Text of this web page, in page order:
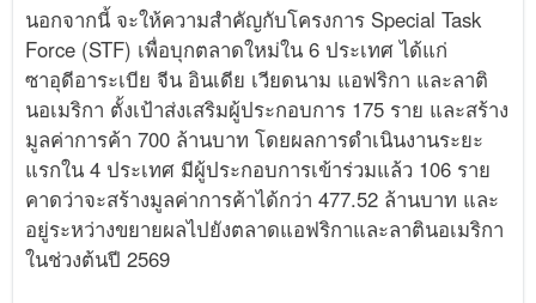
นอกจากนี้ จะให้ความสำคัญกับโครงการ Special Task
Force (STF) เพื่อบุกตลาดใหม่ใน 6 ประเทศ ได้แก่
ซาอุดีอาระเบีย จีน อินเดีย เวียดนาม แอฟริกา และลาติ
นอเมริกา ตั้งเป้าส่งเสริมผู้ประกอบการ 175 ราย และสร้าง
มูลค่าการค้า 700 ล้านบาท โดยผลการดำเนินงานระยะ
แรกใน 4 ประเทศ มีผู้ประกอบการเข้าร่วมแล้ว 106 ราย
คาดว่าจะสร้างมูลค่าการค้าได้กว่า 477.52 ล้านบาท และ
อยู่ระหว่างขยายผลไปยังตลาดแอฟริกาและลาตินอเมริกา
ในช่วงต้นปี 2569